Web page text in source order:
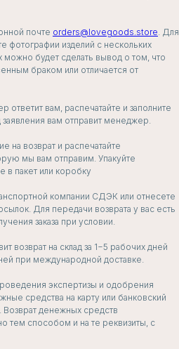
почте orders@lovegoods.store . Для
фотографии изделий с нескольких
будет сделать вывод о том, что
браком или отличается от
ответит вам, распечатайте и заполните
вам отправит менеджер.
на возврат и распечатайте
мы вам отправим. Упакуйте
в пакет или коробку
компании СДЭК или отнесете
Для передачи возврата у вас есть
заказа при условии.
возврат на склад за 1−5 рабочих дней
при международной доставке.
экспертизы и одобрения
средства на карту или банковский
Возврат денежных средств
тем способом и на те реквизиты, с